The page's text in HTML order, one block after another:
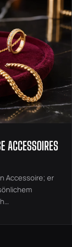
ACCESSOIRES
Accessoire; er